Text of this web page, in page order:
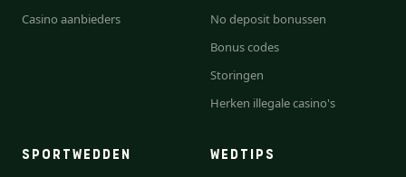
Casino aanbieders
No deposit bonussen
Bonus codes
Storingen
Herken illegale casino's
SPORTWEDDEN WEDTIPS